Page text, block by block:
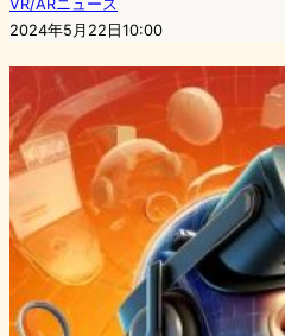
VR/ARニュース
2024年5月22日10:00